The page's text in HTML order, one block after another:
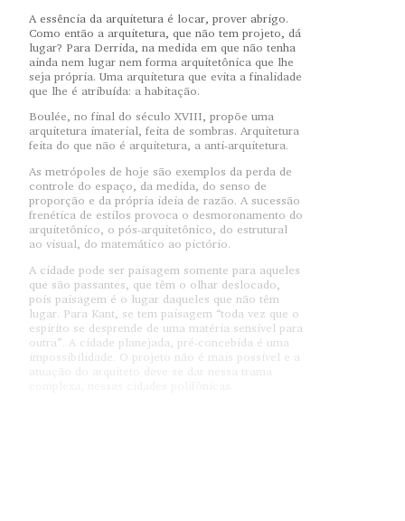
A essência da arquitetura é locar, prover abrigo.
Como então a arquitetura, que não tem projeto, dá
lugar? Para Derrida, na medida em que não tenha
ainda nem lugar nem forma arquitetônica que lhe
seja própria. Uma arquitetura que evita a finalidade
que lhe é atribuída: a habitação.
Boulée, no final do século XVIII, propõe uma
arquitetura imaterial, feita de sombras. Arquitetura
feita do que não é arquitetura, a anti-arquitetura.
As metrópoles de hoje são exemplos da perda de
controle do espaço, da medida, do senso de
proporção e da própria ideia de razão. A sucessão
frenética de estilos provoca o desmoronamento do
arquitetônico, o pós-arquitetônico, do estrutural
ao visual, do matemático ao pictório.
A cidade pode ser paisagem somente para aqueles
que são passantes, que têm o olhar deslocado,
pois paisagem é o lugar daqueles que não têm
lugar. Para Kant, se tem paisagem “toda vez que o
espiríto se desprende de uma matéria sensível para
outra”. A cidade planejada, pré-concebida é uma
impossibilidade. O projeto não é mais possível e a
atuação do arquiteto deve se dar nessa trama